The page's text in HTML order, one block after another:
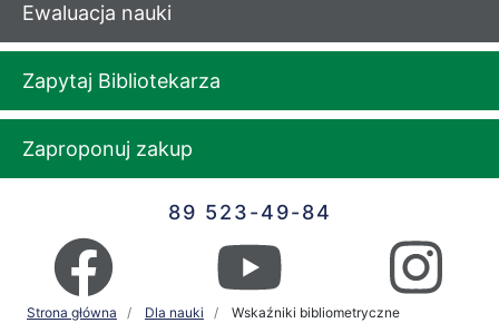
Ewaluacja nauki
Zapytaj Bibliotekarza
Zaproponuj zakup
89 523-49-84
Strona główna Dla nauki Wskaźniki bibliometryczne